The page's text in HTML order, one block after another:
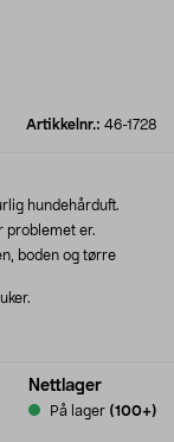
Artikkelnr.: 46-1728
Nettlager
På lager (100+)
hundehårduft.
problemet er.
boden og tørre